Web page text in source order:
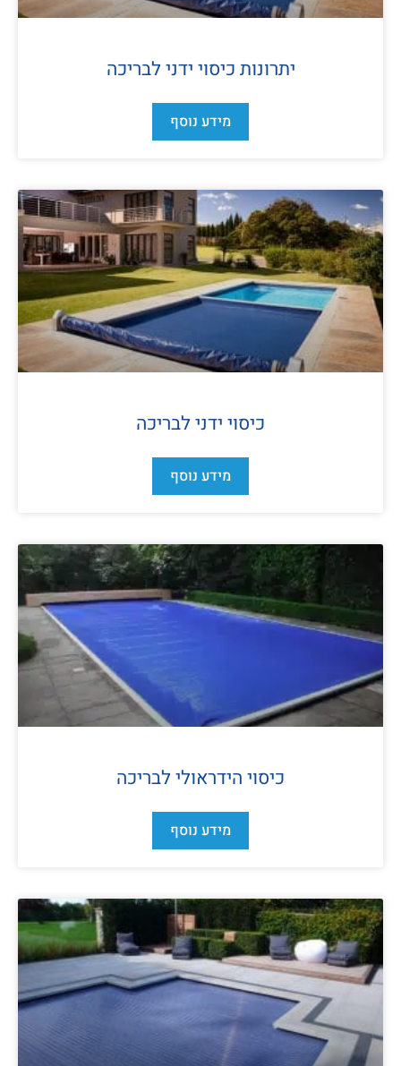
יתרונות כיסוי ידני לבריכה
מידע נוסף
כיסוי ידני לבריכה
מידע נוסף
כיסוי הידראולי לבריכה
מידע נוסף